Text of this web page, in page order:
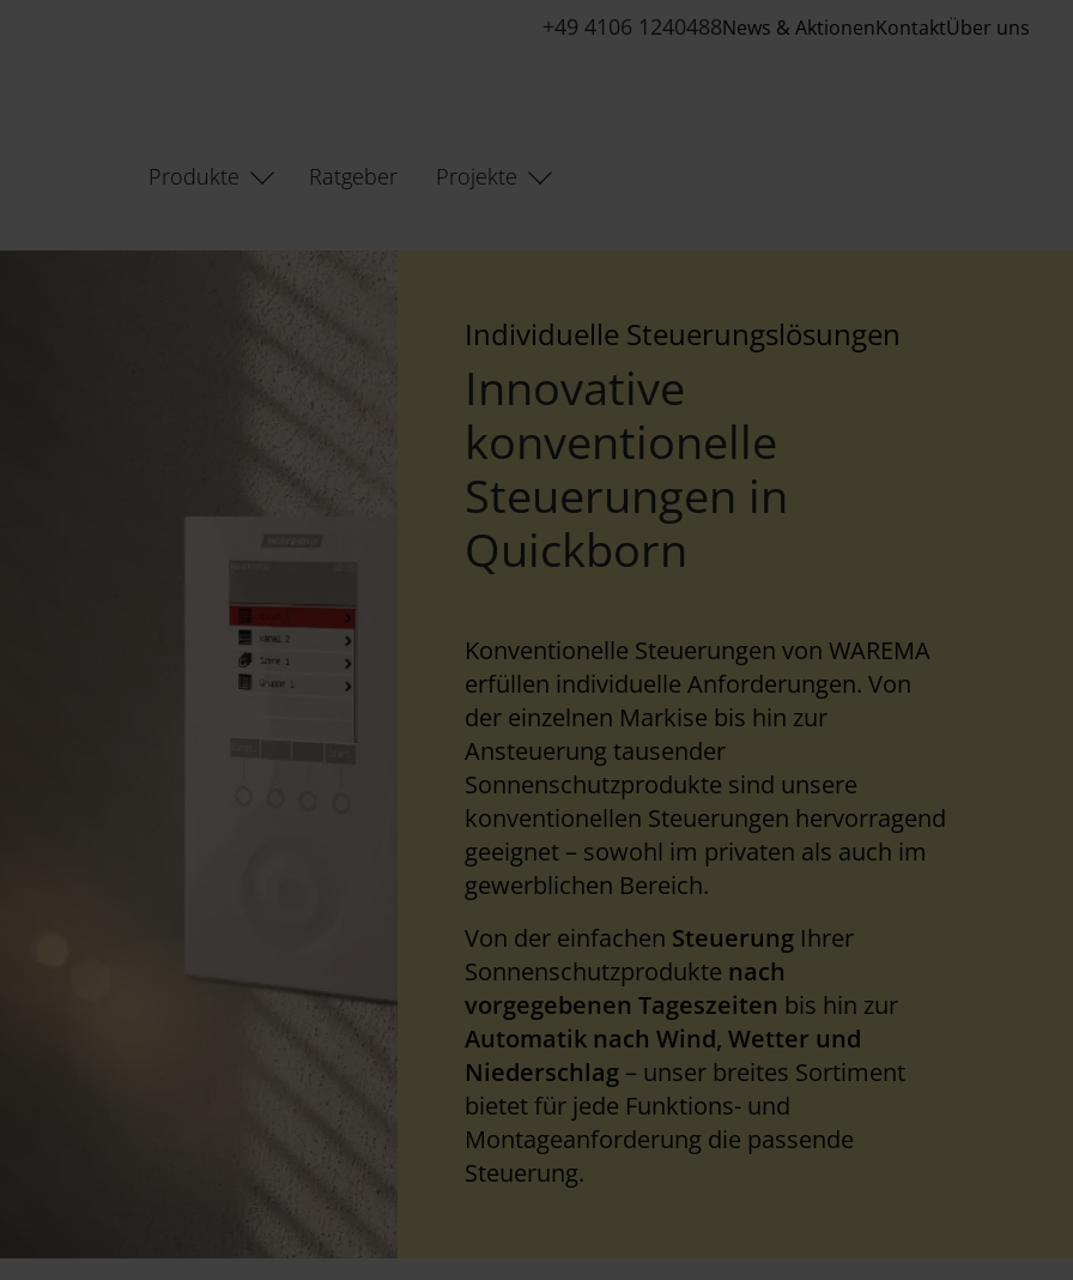
+49 4106 1240488News & AktionenKontaktÜber uns
Produkte
Ratgeber Projekte
Individuelle Steuerungslösungen
Innovative
konventionelle
Steuerungen in
Quickborn
Konventionelle Steuerungen von WAREMA
erfüllen individuelle Anforderungen. Von
der einzelnen Markise bis hin zur
Ansteuerung tausender
Sonnenschutzprodukte sind unsere
konventionellen Steuerungen hervorragend
geeignet – sowohl im privaten als auch im
gewerblichen Bereich.
Von der einfachen SteuerungIhrer
Sonnenschutzprodukte nach
vorgegebenen Tageszeiten bis hin zur
Automatik nach Wind, Wetter und
Niederschlag– unser breites Sortiment
bietet für jede Funktions- und
Montageanforderung die passende
Steuerung.